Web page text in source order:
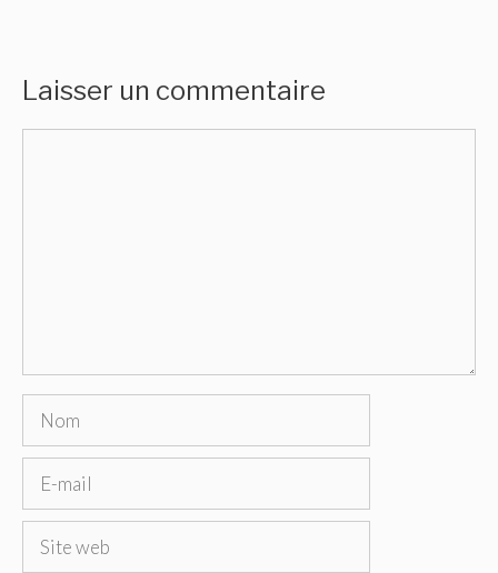
Laisser un commentaire
Nom
Site